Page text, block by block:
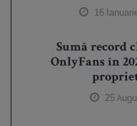
16
Sumă record
OnlyFans în
25